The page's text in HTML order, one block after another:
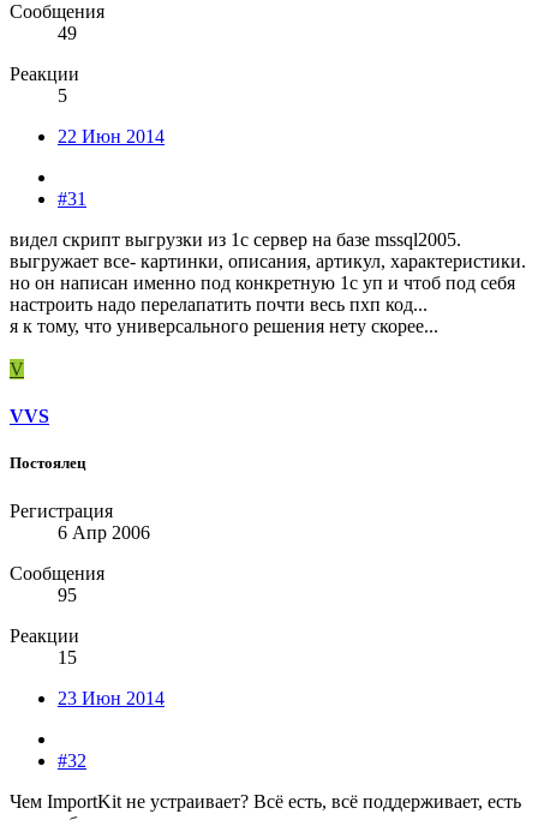
Сообщения
49
Реакции
5
22 Июн 2014
#31
видел скрипт выгрузки из 1с сервер на базе mssql2005.
выгружает все- картинки, описания, артикул, характеристики.
но он написан именно под конкретную 1с уп и чтоб под себя
настроить надо перелапатить почти весь пхп код...
я к тому, что универсального решения нету скорее...
V
VVS
Постоялец
Регистрация
6 Апр 2006
Сообщения
95
Реакции
15
23 Июн 2014
#32
Чем ImportKit не устраивает? Всё есть, всё поддерживает, есть